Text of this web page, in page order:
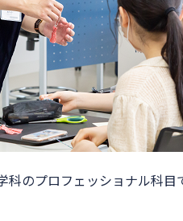
のプロフェッショナル科目